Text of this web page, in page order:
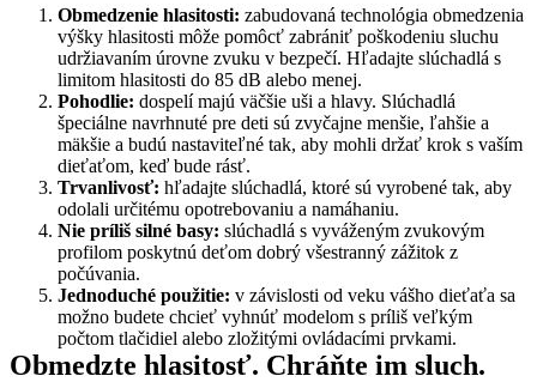
Obmedzenie hlasitosti: zabudovaná technológia obmedzenia
výšky hlasitosti môže pomôcť zabrániť poškodeniu sluchu
udržiavaním úrovne zvuku v bezpečí. Hľadajte slúchadlá s
limitom hlasitosti do 85 dB alebo menej.
Pohodlie: dospelí majú väčšie uši a hlavy. Slúchadlá
špeciálne navrhnuté pre deti sú zvyčajne menšie, ľahšie a
mäkšie a budú nastaviteľné tak, aby mohli držať krok s vaším
dieťaťom, keď bude rásť.
Trvanlivosť: hľadajte slúchadlá, ktoré sú vyrobené tak, aby
odolali určitému opotrebovaniu a namáhaniu.
Nie príliš silné basy: slúchadlá s vyváženým zvukovým
profilom poskytnú deťom dobrý všestranný zážitok z
počúvania.
Jednoduché použitie: v závislosti od veku vášho dieťaťa sa
možno budete chcieť vyhnúť modelom s príliš veľkým
počtom tlačidiel alebo zložitými ovládacími prvkami.
Obmedzte hlasitosť. Chráňte im sluch.